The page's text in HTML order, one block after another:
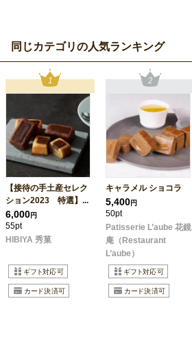
同じカテゴリの人気ランキング
【接待の手土産セレク
ション2023 特選】...
6,000円
55pt
HIBIYA 秀菓
キャラメル ショコラ
5,400円
50pt
Patisserie L’aube 花鏡
庵（Restaurant
L’aube）